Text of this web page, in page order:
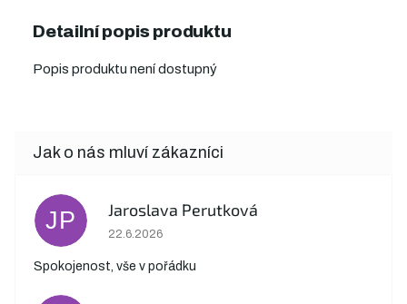
Detailní popis produktu
Popis produktu není dostupný
JP Jaroslava Perutková
Hodnocení obchodu je 5 z 5 hvězdiček.
22.6.2026
Spokojenost, vše v pořádku